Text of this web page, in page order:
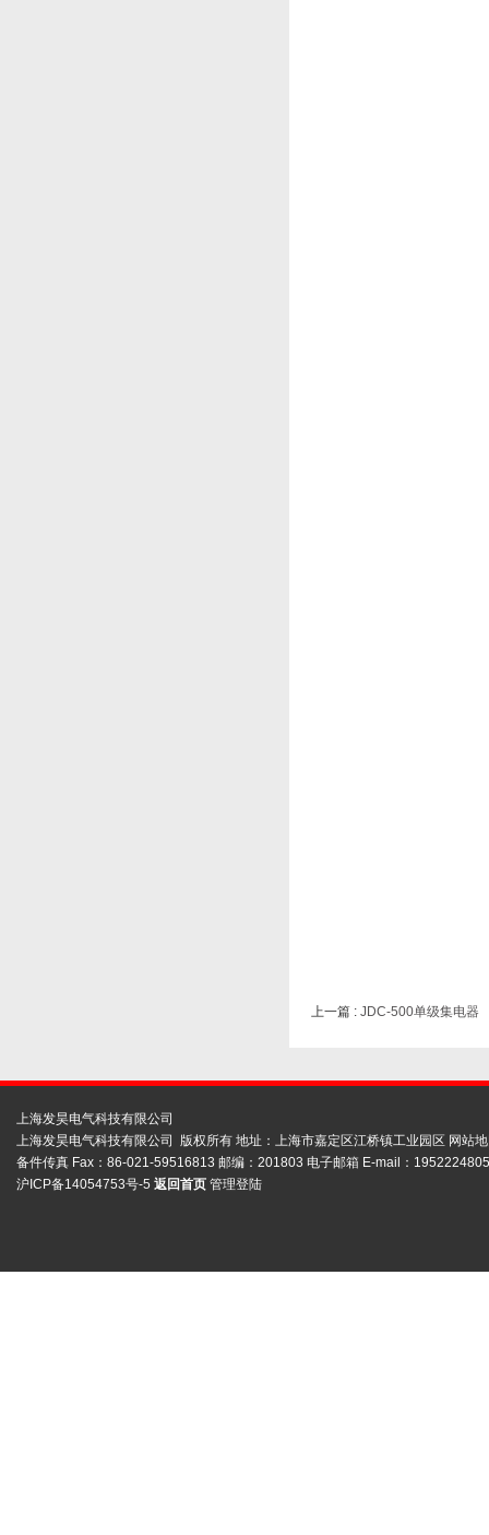
上一篇 : JDC-500单级集电器
上海发昊电气科技有限公司
上海发昊电气科技有限公司 版权所有 地址：上海市嘉定区江桥镇工业园区 网站
备件传真 Fax：86-021-59516813 邮编：201803 电子邮箱 E-mail：
沪ICP备14054753号-5 返回首页 管理登陆